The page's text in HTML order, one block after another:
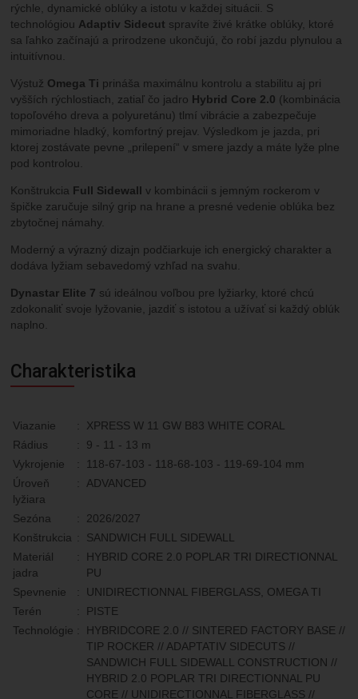
rýchle, dynamické oblúky a istotu v každej situácii. S
technológiou Adaptiv Sidecut spravíte živé krátke oblúky, ktoré
sa ľahko začínajú a prirodzene ukončujú, čo robí jazdu plynulou a
intuitívnou.
Výstuž Omega Ti prináša maximálnu kontrolu a stabilitu aj pri
vyšších rýchlostiach, zatiaľ čo jadro Hybrid Core 2.0 (kombinácia
topoľového dreva a polyuretánu) tlmí vibrácie a zabezpečuje
mimoriadne hladký, komfortný prejav. Výsledkom je jazda, pri
ktorej zostávate pevne „prilepení“ v smere jazdy a máte lyže plne
pod kontrolou.
Konštrukcia Full Sidewall v kombinácii s jemným rockerom v
špičke zaručuje silný grip na hrane a presné vedenie oblúka bez
zbytočnej námahy.
Moderný a výrazný dizajn podčiarkuje ich energický charakter a
dodáva lyžiam sebavedomý vzhľad na svahu.
Dynastar Elite 7 sú ideálnou voľbou pre lyžiarky, ktoré chcú
zdokonaliť svoje lyžovanie, jazdiť s istotou a užívať si každý oblúk
naplno.
Charakteristika
Viazanie :
XPRESS W 11 GW B83 WHITE CORAL
Rádius
:
9 - 11 - 13 m
Vykrojenie
:
118-67-103 - 118-68-103 - 119-69-104 mm
Úroveň
lyžiara
: ADVANCED
Sezóna :
2026/2027
Konštrukcia :
SANDWICH FULL SIDEWALL
Materiál
jadra
:
HYBRID CORE 2.0 POPLAR TRI DIRECTIONNAL
PU
Spevnenie
:
UNIDIRECTIONNAL FIBERGLASS, OMEGA TI
Terén
:
PISTE
Technológie :
HYBRIDCORE 2.0 // SINTERED FACTORY BASE //
TIP ROCKER // ADAPTATIV SIDECUTS //
SANDWICH FULL SIDEWALL CONSTRUCTION //
HYBRID 2.0 POPLAR TRI DIRECTIONNAL PU
CORE // UNIDIRECTIONNAL FIBERGLASS //